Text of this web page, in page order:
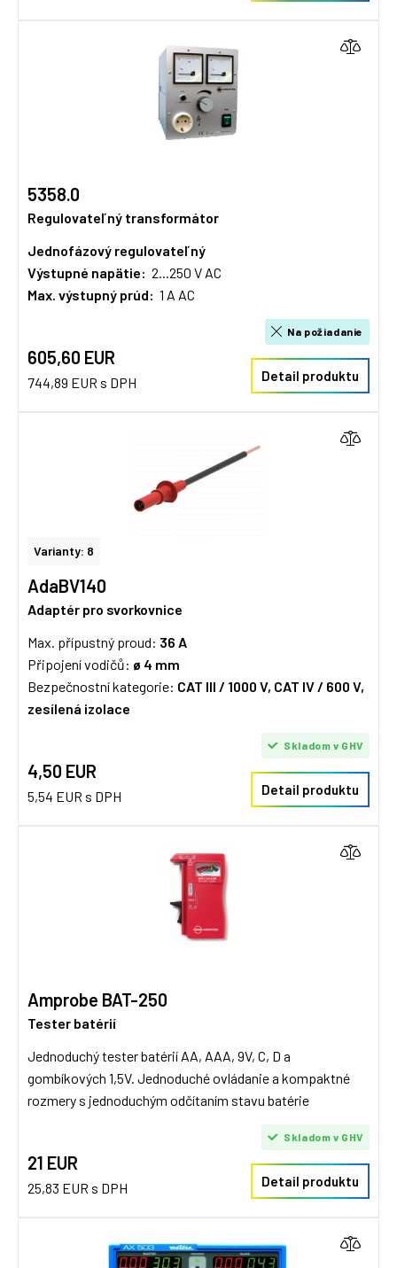
5358.0
Regulovateľný transformátor
Jednofázový regulovateľný
Výstupné napätie: 2...250 V AC
Max. výstupný prúd: 1 A AC
605,60 EUR
744,89 EUR s DPH
Na požiadanie
Detail produktu
Varianty: 8
AdaBV140
Adaptér pro svorkovnice
Max. přípustný proud: 36 A
Připojení vodičů: ø 4 mm
Bezpečnostní kategorie: CAT III / 1000 V, CAT IV / 600 V,
zesílená izolace
4,50 EUR
5,54 EUR s DPH
Skladom v GHV
Detail produktu
Amprobe BAT-250
Tester batérií
Jednoduchý tester batérií AA, AAA, 9V, C, D a
gombíkových 1,5V. Jednoduché ovládanie a kompaktné
rozmery s jednoduchým odčítaním stavu batérie
21 EUR
25,83 EUR s DPH
Skladom v GHV
Detail produktu